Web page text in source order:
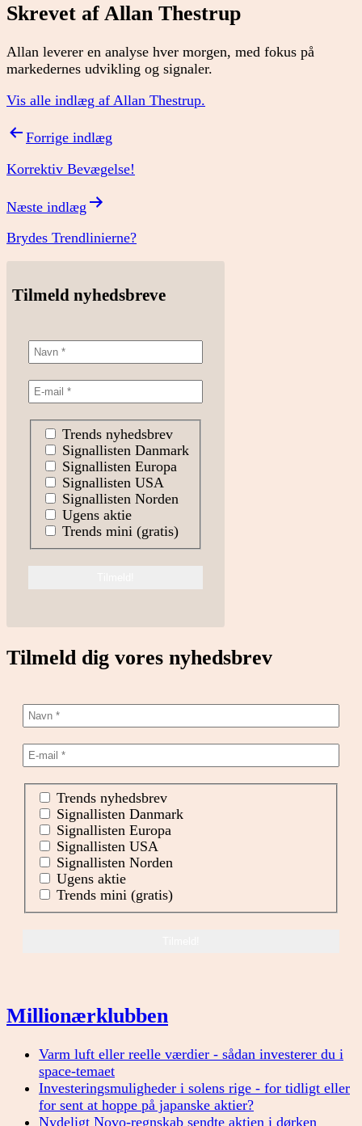
Skrevet af Allan Thestrup
Allan leverer en analyse hver morgen, med fokus på
markedernes udvikling og signaler.
Vis alle indlæg af Allan Thestrup.
Indlægsnavigation
Forrige indlæg
Korrektiv Bevægelse!
Næste indlæg
Brydes Trendlinierne?
Tilmeld nyhedsbreve
Trends nyhedsbrev
Signallisten Danmark
Signallisten Europa
Signallisten USA
Signallisten Norden
Ugens aktie
Trends mini (gratis)
Tilmeld dig vores nyhedsbrev
Trends nyhedsbrev
Signallisten Danmark
Signallisten Europa
Signallisten USA
Signallisten Norden
Ugens aktie
Trends mini (gratis)
Millionærklubben
Varm luft eller reelle værdier - sådan investerer du i
space-temaet
Investeringsmuligheder i solens rige - for tidligt eller
for sent at hoppe på japanske aktier?
Nydeligt Novo-regnskab sendte aktien i dørken